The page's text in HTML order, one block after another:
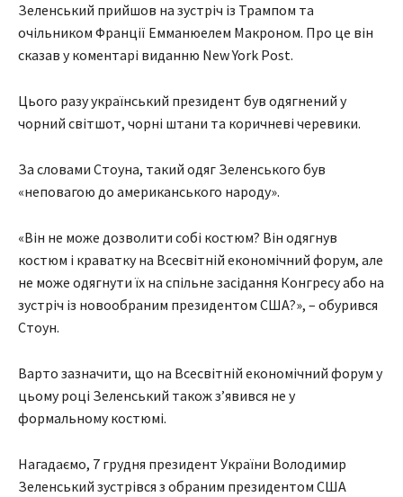
Зеленський прийшов на зустріч із Трампом та
очільником Франції Емманюелем Макроном. Про це він
сказав у коментарі виданню New York Post.
Цього разу український президент був одягнений у
чорний світшот, чорні штани та коричневі черевики.
За словами Стоуна, такий одяг Зеленського був
«неповагою до американського народу».
«Він не може дозволити собі костюм? Він одягнув
костюм і краватку на Всесвітній економічний форум, але
не може одягнути їх на спільне засідання Конгресу або на
зустріч із новообраним президентом США?», – обурився
Стоун.
Варто зазначити, що на Всесвітній економічний форум у
цьому році Зеленський також з’явився не у
формальному костюмі.
Нагадаємо, 7 грудня президент України Володимир
Зеленський зустрівся з обраним президентом США